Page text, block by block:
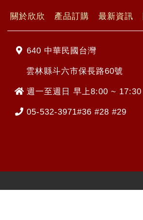
關於欣欣 產品訂購 最新資訊
640 中華民國台灣
雲林縣斗六市保長路60號
週一至週日 早上8:00 ~ 17:30
05-532-3971#36 #28 #29